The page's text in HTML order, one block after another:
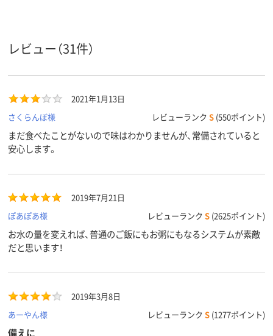
レビュー（31件）
2021年1月13日
さくらんぼ様
レビューランク S (550ポイント)
まだ食べたことがないので味はわかりませんが、常備されていると
安心します。
2019年7月21日
ぽあぽあ様
レビューランク S (2625ポイント)
お水の量を変えれば、普通のご飯にもお粥にもなるシステムが素敵
だと思います！
2019年3月8日
あーやん様
レビューランク S (1277ポイント)
備えに